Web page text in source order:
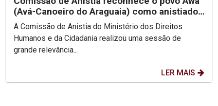
(Avá-Canoeiro do Araguaia) como anistiado
político coletivo
A Comissão de Anistia do Ministério dos Direitos
Humanos e da Cidadania realizou uma sessão de
grande relevância...
LER MAIS